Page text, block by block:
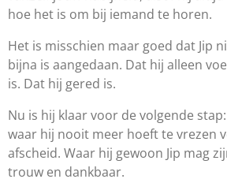
hoe het is om bij iemand te horen.
Het is misschien maar goed dat Jip
bijna is aangedaan. Dat hij alleen
is. Dat hij gered is.
Nu is hij klaar voor de volgende stap:
waar hij nooit meer hoeft te vrezen
afscheid. Waar hij gewoon Jip mag
trouw en dankbaar.